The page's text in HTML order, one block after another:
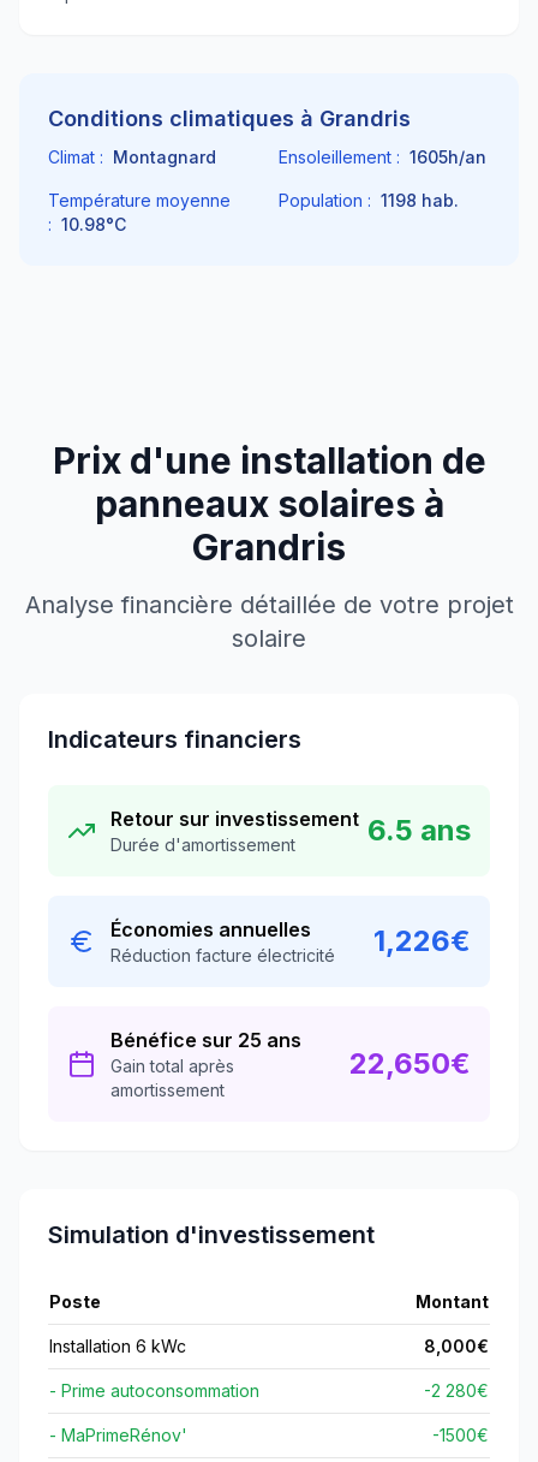
Conditions climatiques à Grandris
Climat : Montagnard Ensoleillement : 1605h/an
Température moyenne
: 10.98°C
Population : 1198 hab.
Prix d'une installation de
panneaux solaires à
Grandris
Analyse financière détaillée de votre projet
solaire
Indicateurs financiers
Retour sur investissement
Durée d'amortissement 6.5 ans
Économies annuelles
Réduction facture électricité 1,226€
Bénéfice sur 25 ans
Gain total après
amortissement
22,650€
Simulation d'investissement
Poste Montant
Installation 6 kWc 8,000€
- Prime autoconsommation -2 280€
- MaPrimeRénov' -1500€